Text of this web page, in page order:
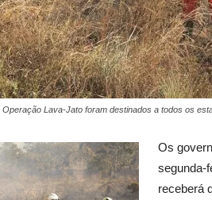
Lava-Jato foram destinados a todos os
Os
segunda-
receberá